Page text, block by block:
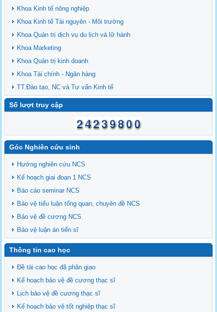
Khoa Kinh tế nông nghiệp
Khoa Kinh tế Tài nguyên - Môi trường
Khoa Quản trị dịch vụ du lịch và lữ hành
Khoa Marketing
Khoa Quản trị kinh doanh
Khoa Tài chính - Ngân hàng
TT.Đào tạo, NC và Tư vấn Kinh tế
Số lượt truy cập
Góc Nghiên cứu sinh
Hướng nghiên cứu NCS
Kế hoạch giai đoạn 1 NCS
Báo cáo seminar NCS
Bảo vệ tiểu luận tổng quan, chuyên đề NCS
Bảo vệ đề cương NCS
Bảo vệ luận án tiến sĩ
Thông tin cao học
Đề tài cao học đã phân giao
Kế hoạch bảo vệ đề cương thạc sĩ
Lịch bảo vệ đề cương thạc sĩ
Kế hoạch bảo vệ tốt nghiệp thạc sĩ